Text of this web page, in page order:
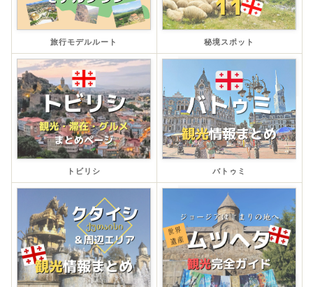
旅行モデルルート 秘境スポット
トビリシ バトゥミ